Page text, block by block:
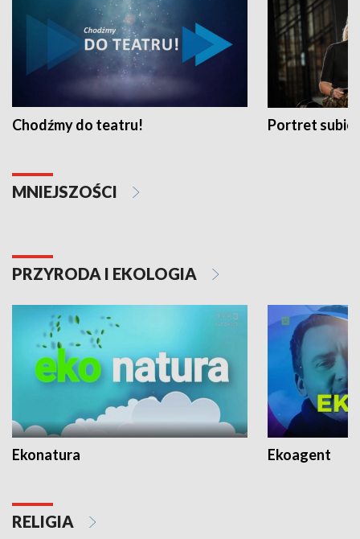
Chodźmy do teatru! Portret
MNIEJSZOŚCI
PRZYRODA I EKOLOGIA
Ekonatura Ekoagent
RELIGIA